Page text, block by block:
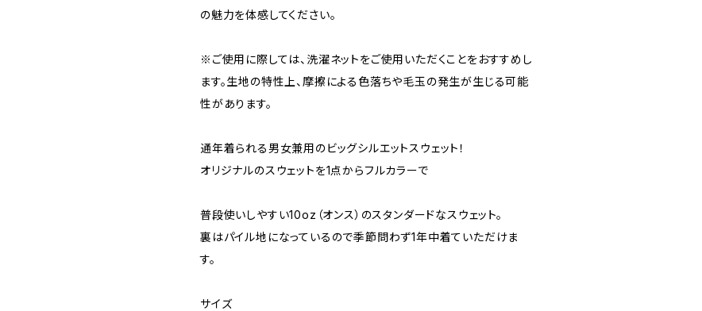
の魅力を体感してください。
※ご使用に際しては、洗濯ネットをご使用いただくことをおすすめし
ます。生地の特性上、摩擦による色落ちや毛玉の発生が生じる可能
性があります。
通年着られる男女兼用のビッグシルエットスウェット！
オリジナルのスウェットを1点からフルカラーで
普段使いしやすい10oz（オンス）のスタンダードなスウェット。
裏はパイル地になっているので季節問わず1年中着ていただけま
す。
サイズ